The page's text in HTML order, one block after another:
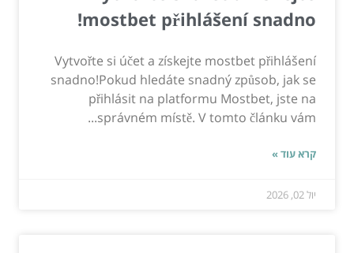
mostbet přihlášení snadno!
Vytvořte si účet a získejte mostbet přihlášení
snadno!Pokud hledáte snadný způsob, jak se
přihlásit na platformu Mostbet, jste na
správném místě. V tomto článku vám...
קרא עוד »
יול 02, 2026